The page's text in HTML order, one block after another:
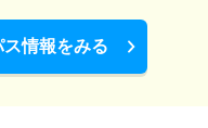
情報をみる